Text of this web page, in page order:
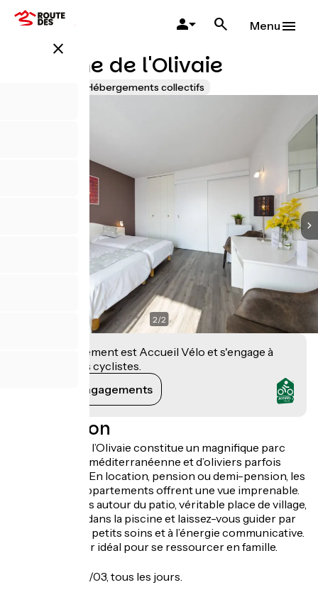
Aller
close
Menu
Domaine de l'Olivaie
Hébergements collectifs
2/2
Cet établissement est Accueil Vélo et s'engage à
accueillir des cyclistes.
Voir ses engagements
Description
Le Domaine de l’Olivaie constitue un magnifique parc
planté de flore méditerranéenne et d’oliviers parfois
bicentenaires. En location, pension ou demi-pension, les
chambres et appartements offrent une vue imprenable.
Retrouvez-vous autour du patio, véritable place de village,
délassez-vous dans la piscine et laissez-vous guider par
une équipe aux petits soins et à l’énergie communicative.
Le lieu de séjour idéal pour se ressourcer en famille.
Du 01/02 au 05/03, tous les jours.